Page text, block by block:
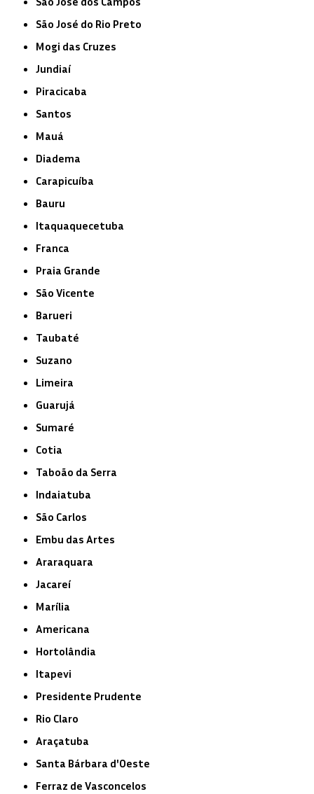
São José do Rio Preto
Mogi das Cruzes
Jundiaí
Piracicaba
Santos
Mauá
Diadema
Carapicuíba
Bauru
Itaquaquecetuba
Franca
Praia Grande
São Vicente
Barueri
Taubaté
Suzano
Limeira
Guarujá
Sumaré
Cotia
Taboão da Serra
Indaiatuba
São Carlos
Embu das Artes
Araraquara
Jacareí
Marília
Americana
Hortolândia
Itapevi
Presidente Prudente
Rio Claro
Araçatuba
Santa Bárbara d'Oeste
Ferraz de Vasconcelos